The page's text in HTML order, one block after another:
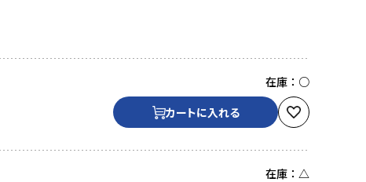
在庫： ○
カートに入れる
在庫： △